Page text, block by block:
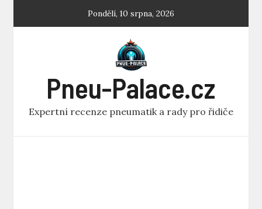
Pondělí, 10 srpna, 2026
Pneu-Palace.cz
Expertní recenze pneumatik a rady pro řidiče